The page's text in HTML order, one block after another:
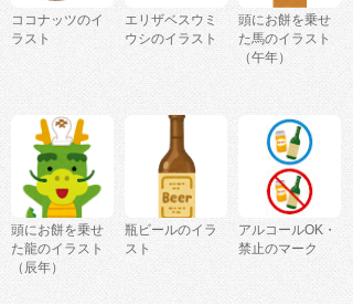
ココナッツのイ
ラスト
エリザベスウミ
ウシのイラスト
頭にお餅を乗せ
た馬のイラスト
（午年）
頭にお餅を乗せ
た龍のイラスト
（辰年）
瓶ビールのイラ
スト
アルコールOK・
禁止のマーク